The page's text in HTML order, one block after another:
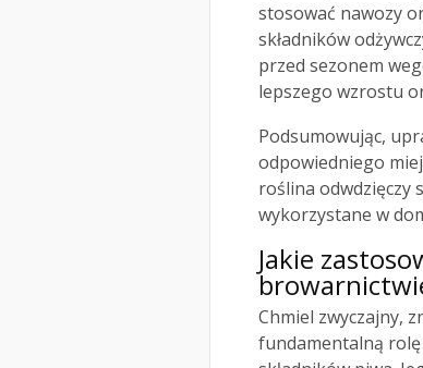
stosować nawozy
składników
przed sezonem
lepszego wzrostu
Podsumowując,
odpowiedniego
roślina odwdzięczy
wykorzystane w
Jakie
Chmiel zwyczajny,
fundamentalną rolę